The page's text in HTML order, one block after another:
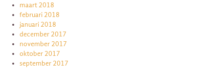
maart 2018
februari 2018
januari 2018
december 2017
november 2017
oktober 2017
september 2017